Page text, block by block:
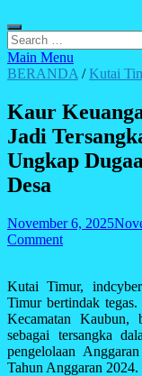
Search
for:
Main Menu
BERANDA /Kutai
Kaur
Jadi
Ungkap
Desa
November 6, 2025
Comment
Kutai Timur,
Timur bertindak
Kecamatan Kaubun,
sebagai tersangka
pengelolaan
Tahun Anggaran 2024.